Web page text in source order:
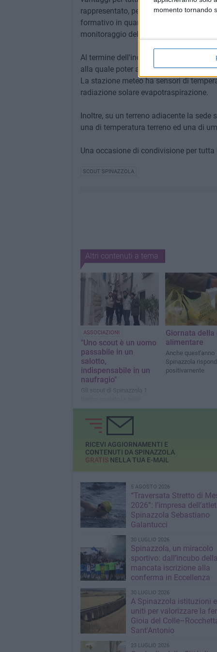
momento tornando
rappresentato, per i ragazzi scout, un
formativo in quanto, gli stessi, si sono
monitoraggio delle previsioni.
Al termine dell'incontro informativo ci
alla quale poter accedere tramite un
La stazione meteo ha sensori di
radiazione solare evapotraspirazione.
Inoltre, su un terreno adiacente la
una di temperatura terreno ed una di
Una occasione di condivisione per
SCOUT SPINAZZOLA
Altri contenuti a tema
ASSOCIAZIONI
"Uno scout è un uomo
passabile in un
salotto,
indispensabile in un
naufragio"
Gli scout di Spinazzola 1
attorno alle vie del centro
Giornata della
alimentare
Anche quest'anno
Spinazzola
positivamente
RICEVI AGGIORNAMENTI E
CONTENUTI DA SPINAZZOLA
GRATISNELLA TUA E-MAIL
5 AGOSTO 2026
“Traversata Stretto di
2026”: l’impresa
Spinazzola Sebastiano
Galantucci
30 LUGLIO 2026
Spinazzola, un miracolo
sportivo: dall’incubo della
mancata iscrizione alla
conferma in Eccellenza
30 LUGLIO 2026
A Spinazzola istituzioni
uniti per valorizzare la
Gioia del
Sant'Antonio
23 LUGLIO 2026